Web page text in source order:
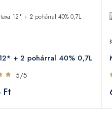
+ 2 pohárral 40% 0,7L
5/5
Ft